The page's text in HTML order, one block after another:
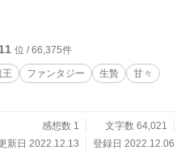
位 / 66,375件
王 ファンタジー 生贄
甘々
感想数 1
文字数 64,021
新日 2022.12.13
登録日 2022.12.06